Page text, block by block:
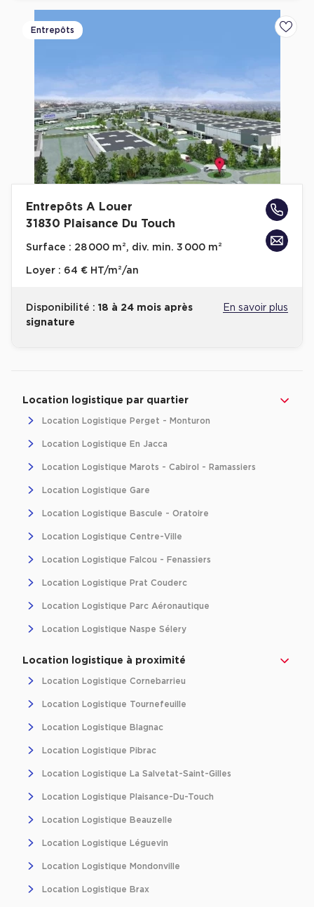
Entrepôts
Entrepôts A Louer
31830 Plaisance Du Touch
Surface : 28 000 m², div. min. 3 000 m²
Loyer : 64 € HT/m²/an
Disponibilité : 18 à 24 mois après
signature
En savoir plus
Location logistique par quartier
Location Logistique Perget - Monturon
Location Logistique En Jacca
Location Logistique Marots - Cabirol - Ramassiers
Location Logistique Gare
Location Logistique Bascule - Oratoire
Location Logistique Centre-Ville
Location Logistique Falcou - Fenassiers
Location Logistique Prat Couderc
Location Logistique Parc Aéronautique
Location Logistique Naspe Sélery
Location logistique à proximité
Location Logistique Cornebarrieu
Location Logistique Tournefeuille
Location Logistique Blagnac
Location Logistique Pibrac
Location Logistique La Salvetat-Saint-Gilles
Location Logistique Plaisance-Du-Touch
Location Logistique Beauzelle
Location Logistique Léguevin
Location Logistique Mondonville
Location Logistique Brax